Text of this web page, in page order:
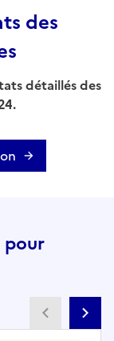
des
détaillés des
pour